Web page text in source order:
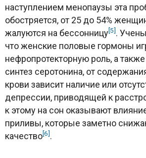
наступлением менопаузы эта
обостряется, от 25 до 54%
жалуются на бессонницу[5].
что женские половые гормоны
нефропротекторную роль, а
синтез серотонина, от
крови зависит наличие или
депрессии, приводящей к
к этому на сон оказывают
приливы, которые заметно
качество[6].